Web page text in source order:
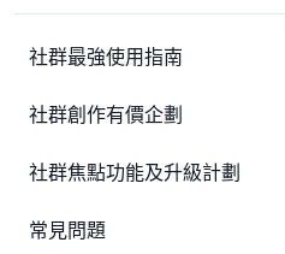
社群最強使用指南
社群創作有價企劃
社群焦點功能及升級計劃
常見問題